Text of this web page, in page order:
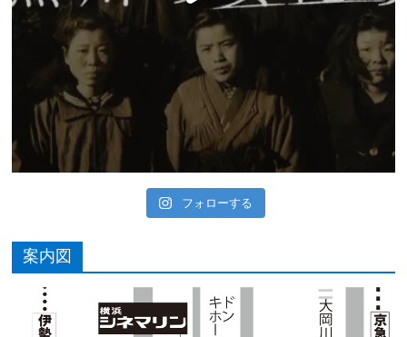
フォローする
案内図